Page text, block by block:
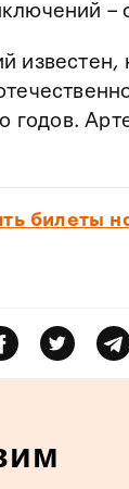
–
известен,
годов.
билеты